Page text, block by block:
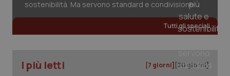
sostenibilità. Ma servono standard e condivisione
Tutti gli speciali
I più letti [7 giorni] [30 giorni]